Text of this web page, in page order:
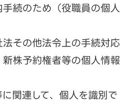
続のため（役職員の個人
その他法令上の手続対応
株予約権者等の個人情報
関連して、個人を識別で